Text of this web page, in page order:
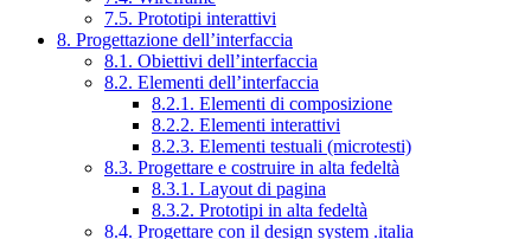
7.5. Prototipi interattivi
8. Progettazione dell’interfaccia
8.1. Obiettivi dell’interfaccia
8.2. Elementi dell’interfaccia
8.2.1. Elementi di composizione
8.2.2. Elementi interattivi
8.2.3. Elementi testuali (microtesti)
8.3. Progettare e costruire in alta fedeltà
8.3.1. Layout di pagina
8.3.2. Prototipi in alta fedeltà
8.4. Progettare con il design system .italia